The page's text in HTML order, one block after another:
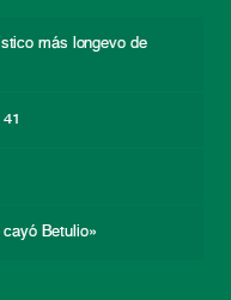
más longevo de
Betulio»